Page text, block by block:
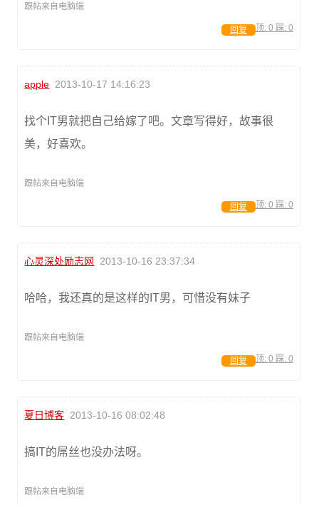
跟帖来自电脑端
顶: 0 踩: 0
回复
apple 2013-10-17 14:16:23
找个IT男就把自己给嫁了吧。文章写得好，故事很
美，好喜欢。
跟帖来自电脑端
顶: 0 踩: 0
回复
心灵深处励志网 2013-10-16 23:37:34
哈哈，我还真的是这样的IT男，可惜没有妹子
跟帖来自电脑端
顶: 0 踩: 0
回复
夏日博客 2013-10-16 08:02:48
搞IT的屌丝也没办法呀。
跟帖来自电脑端